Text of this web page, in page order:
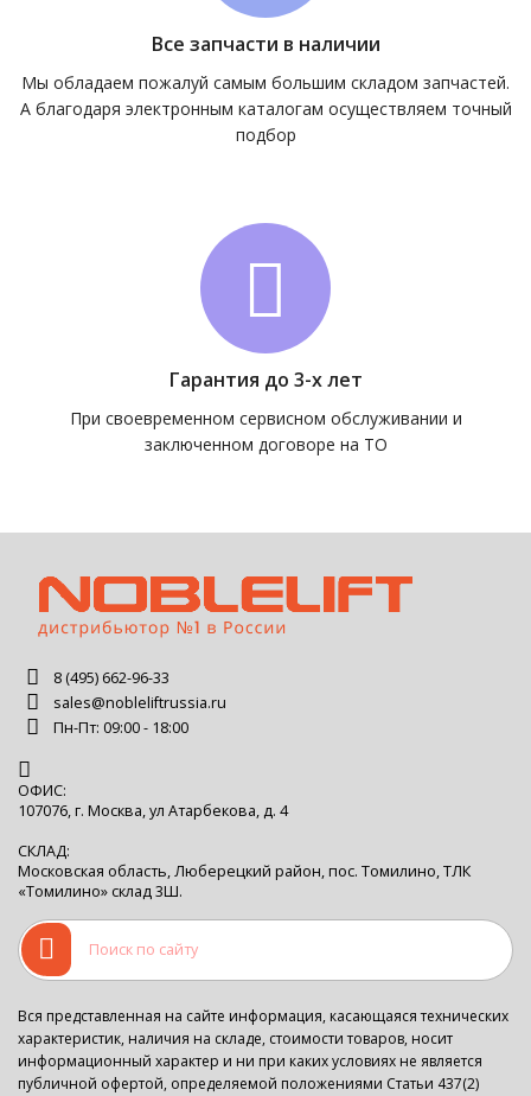
Все запчасти в наличии
Мы обладаем пожалуй самым большим складом запчастей.
А благодаря электронным каталогам осуществляем точный
подбор
Гарантия до 3-х лет
При своевременном сервисном обслуживании и
заключенном договоре на ТО
8 (495) 662-96-33
sales@nobleliftrussia.ru
Пн-Пт: 09:00 - 18:00
ОФИС:
107076, г. Москва, ул Атарбекова, д. 4
СКЛАД:
Московская область, Люберецкий район, пос. Томилино, ТЛК
«Томилино» склад 3Ш.
Вся представленная на сайте информация, касающаяся технических
характеристик, наличия на складе, стоимости товаров, носит
информационный характер и ни при каких условиях не является
публичной офертой, определяемой положениями Статьи 437(2)